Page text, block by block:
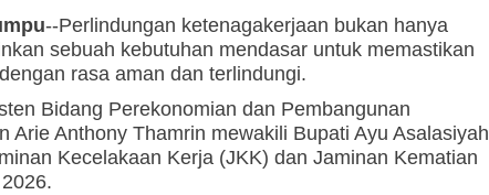
--Perlindungan ketenagakerjaan bukan hanya
sebuah kebutuhan mendasar untuk memastikan
rasa aman dan terlindungi.
Bidang Perekonomian dan Pembangunan
Arie Anthony Thamrin mewakili Bupati Ayu Asalasiyah
Kecelakaan Kerja (JKK) dan Jaminan Kematian